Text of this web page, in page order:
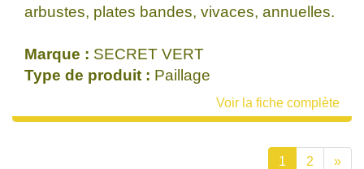
arbustes, plates bandes, vivaces, annuelles.
Marque : SECRET VERT
Type de produit : Paillage
Voir la fiche complète
1 2 »